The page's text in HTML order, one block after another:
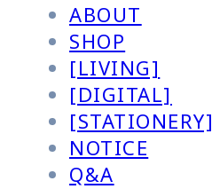
ABOUT
SHOP
[LIVING]
[DIGITAL]
[STATIONERY]
NOTICE
Q&A